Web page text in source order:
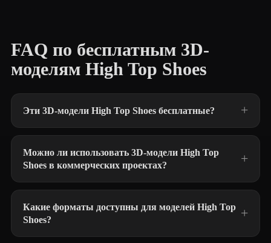
FAQ по бесплатным 3D-
моделям High Top Shoes
Эти 3D-модели High Top Shoes бесплатные?
Можно ли использовать 3D-модели High Top
Shoes в коммерческих проектах?
Какие форматы доступны для моделей High Top
Shoes?